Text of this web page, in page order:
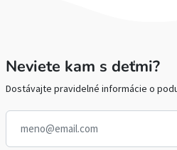
Neviete kam s deťmi?
Dostávajte pravidelné informácie o